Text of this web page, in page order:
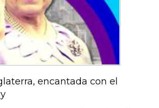
encantada con el